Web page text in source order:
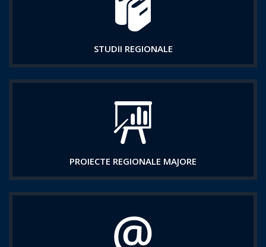
STUDII REGIONALE
PROIECTE REGIONALE MAJORE